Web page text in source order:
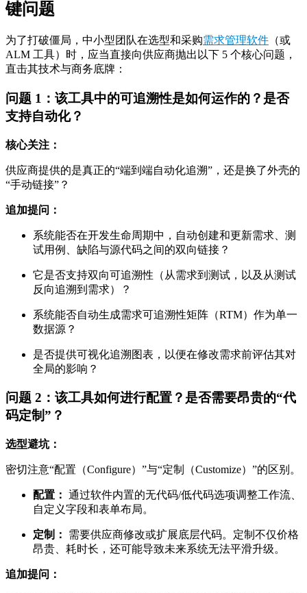
键问题
为了打破僵局，中小型团队在选型和采购需求管理软件 （或
ALM 工具）时，应当直接向供应商抛出以下 5 个核心问题，
直击其技术与商务底牌：
问题 1：该工具中的可追溯性是如何运作的？是否
支持自动化？
核心关注：
供应商提供的是真正的“端到端自动化追溯”，还是换了外壳的
“手动链接”？
追加提问：
系统能否在开发生命周期中，自动创建和更新需求、测
试用例、缺陷与源代码之间的双向链接？
它是否支持双向可追溯性（从需求到测试，以及从测试
反向追溯到需求）？
系统能否自动生成需求可追溯性矩阵（RTM）作为单一
数据源？
是否提供可视化追溯图表，以便在修改需求前评估其对
全局的影响？
问题 2：该工具如何进行配置？是否需要昂贵的“代
码定制”？
选型避坑：
密切注意“配置（Configure）”与“定制（Customize）”的区别。
配置： 通过软件内置的无代码/低代码选项调整工作流、
自定义字段和表单布局。
定制：
需要供应商修改或扩展底层代码。定制不仅价格
昂贵、耗时长，还可能导致未来系统无法平滑升级。
追加提问：